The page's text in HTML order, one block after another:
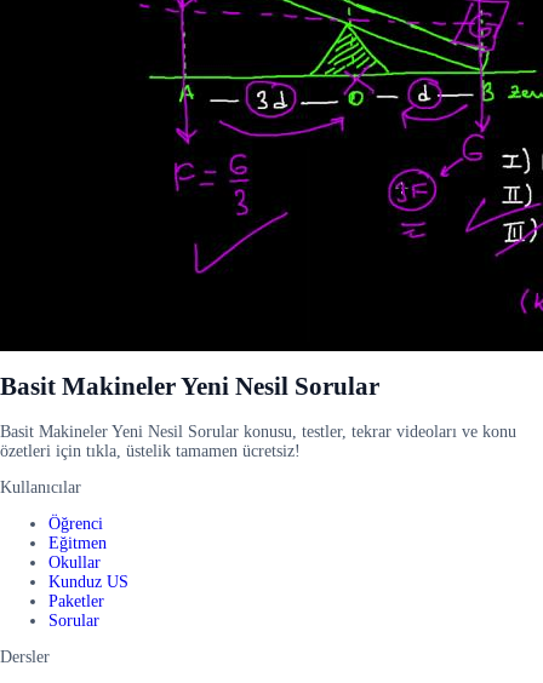
Basit Makineler Yeni Nesil Sorular
Basit Makineler Yeni Nesil Sorular konusu, testler, tekrar videoları ve konu
özetleri için tıkla, üstelik tamamen ücretsiz!
Kullanıcılar
Öğrenci
Eğitmen
Okullar
Kunduz US
Paketler
Sorular
Dersler